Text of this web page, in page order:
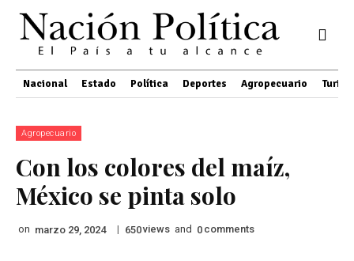
Nacional Estado Política Deportes Agropecuario
Agropecuario
Con los colores del maíz,
México se pinta solo
on marzo 29, 2024 | 650views and 0 comments